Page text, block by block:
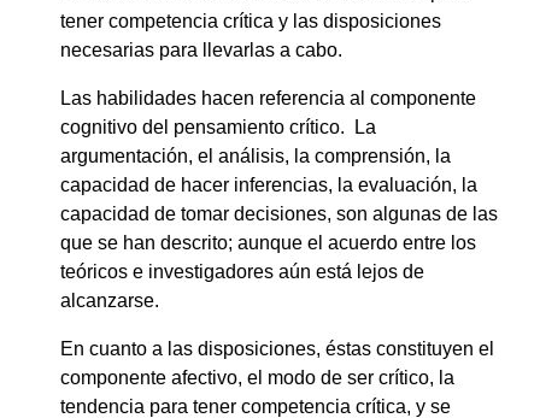
tener competencia crítica y las disposiciones
necesarias para llevarlas a cabo.
Las habilidades hacen referencia al componente
cognitivo del pensamiento crítico. La
argumentación, el análisis, la comprensión, la
capacidad de hacer inferencias, la evaluación, la
capacidad de tomar decisiones, son algunas de las
que se han descrito; aunque el acuerdo entre los
teóricos e investigadores aún está lejos de
alcanzarse.
En cuanto a las disposiciones, éstas constituyen el
componente afectivo, el modo de ser crítico, la
tendencia para tener competencia crítica, y se